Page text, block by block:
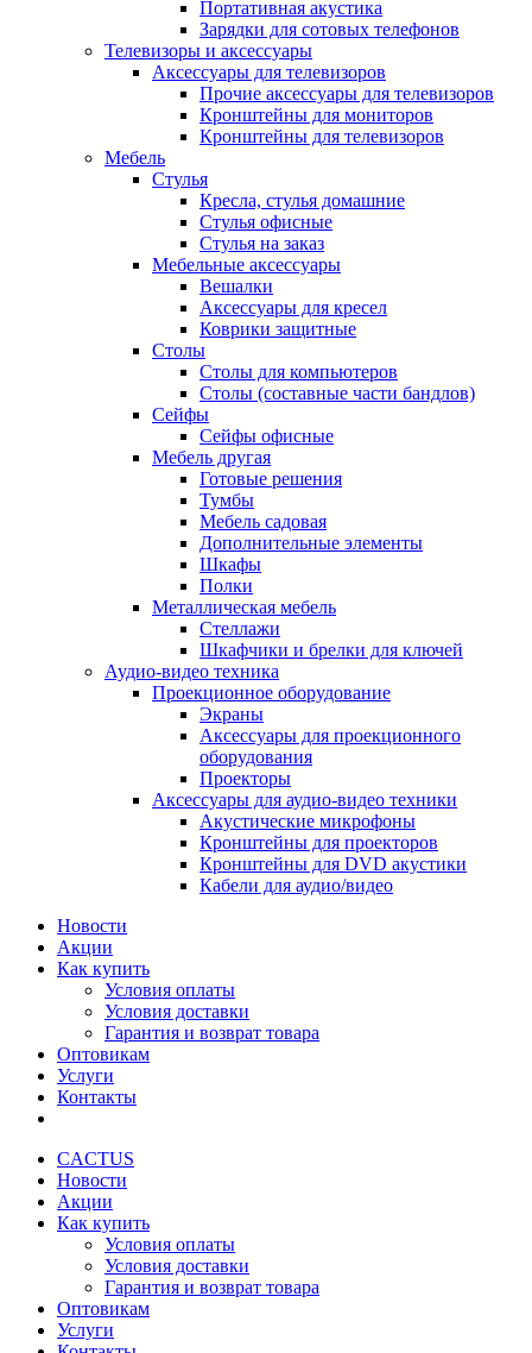
Портативная акустика
Зарядки для сотовых телефонов
Телевизоры и аксессуары
Аксессуары для телевизоров
Прочие аксессуары для телевизоров
Кронштейны для мониторов
Кронштейны для телевизоров
Мебель
Стулья
Кресла, стулья домашние
Стулья офисные
Стулья на заказ
Мебельные аксессуары
Вешалки
Аксессуары для кресел
Коврики защитные
Столы
Столы для компьютеров
Столы (составные части бандлов)
Сейфы
Сейфы офисные
Мебель другая
Готовые решения
Тумбы
Мебель садовая
Дополнительные элементы
Шкафы
Полки
Металлическая мебель
Стеллажи
Шкафчики и брелки для ключей
Аудио-видео техника
Проекционное оборудование
Экраны
Аксессуары для проекционного
оборудования
Проекторы
Аксессуары для аудио-видео техники
Акустические микрофоны
Кронштейны для проекторов
Кронштейны для DVD акустики
Кабели для аудио/видео
Новости
Акции
Как купить
Условия оплаты
Условия доставки
Гарантия и возврат товара
Оптовикам
Услуги
Контакты
CACTUS
Новости
Акции
Как купить
Условия оплаты
Условия доставки
Гарантия и возврат товара
Оптовикам
Услуги